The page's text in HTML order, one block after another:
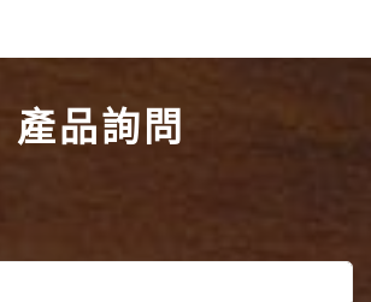
產品詢問